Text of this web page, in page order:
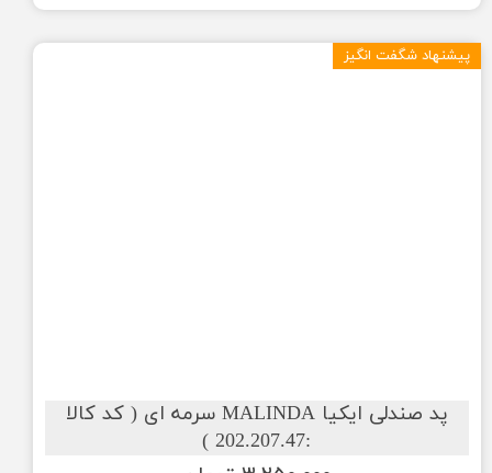
پد صندلی ایکیا MALINDA سرمه ای ( کد کالا
:202.207.47 )
پیشنهاد شگفت انگیز